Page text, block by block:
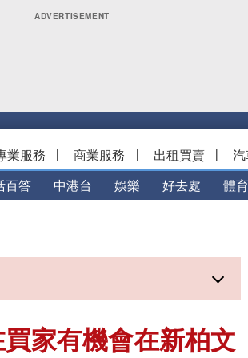
業服務 | 商業服務 | 出租買賣 |
百答 中港台 娛樂 好去處 體育
家有機會在新柏文